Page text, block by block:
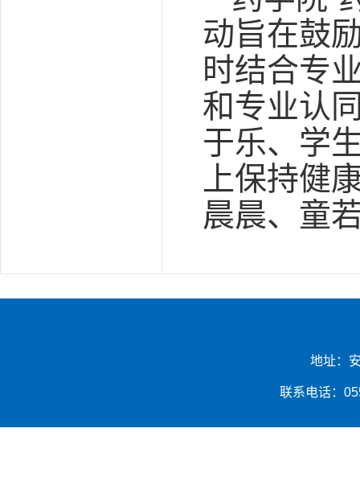
动旨在鼓
时结合专
和专业认
于乐、学
上保持健
晨晨、童
地址：
联系电话：